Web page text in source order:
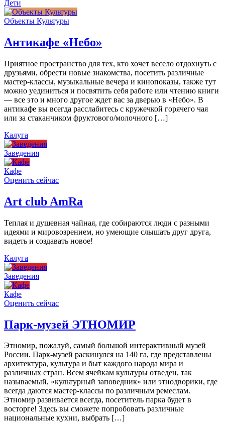
Дети
Объекты Культуры
Антикафе «Небо»
Приятное пространство для тех, кто хочет весело отдохнуть с
друзьями, обрести новые знакомства, посетить различные
мастер-классы, музыкальные вечера и кинопоказы, также тут
можно уединиться и посвятить себя работе или чтению книги
— все это и много другое ждет вас за дверью в «Небо». В
антикафе вы всегда расслабитесь с кружечкой горячего чая
или за стаканчиком фруктового/молочного […]
Калуга
Заведения
Кафе
Оценить сейчас
Art сlub AmRa
Теплая и душевная чайная, где собираются люди с разными
идеями и мировозрением, но умеющие слышать друг друга,
видеть и создавать новое!
Калуга
Заведения
Кафе
Оценить сейчас
Парк-музей ЭТНОМИР
Этномир, пожалуй, самый большой интерактивный музей
России. Парк-музей раскинулся на 140 га, где представлены
архитектура, культура и быт каждого народа мира и
различных стран. Всем ячейкам культуры отведен, так
называемый, «культурный заповедник» или этнодворики, где
всегда даются мастер-классы по различным ремеслам.
Этномир развивается всегда, посетитель парка будет в
восторге! Здесь вы сможете попробовать различные
национальные кухни, выбрать […]